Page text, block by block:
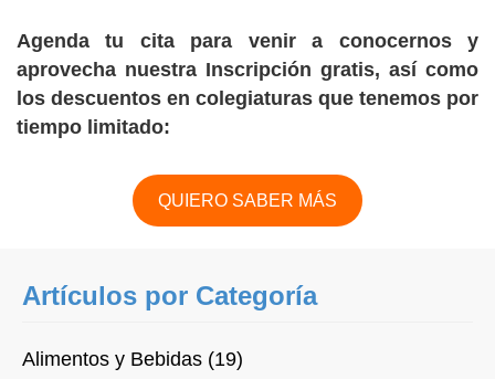
Agenda tu cita para venir a conocernos y
aprovecha nuestra Inscripción gratis, así como
los descuentos en colegiaturas que tenemos por
tiempo limitado:
QUIERO SABER MÁS
Artículos por Categoría
Alimentos y Bebidas (19)